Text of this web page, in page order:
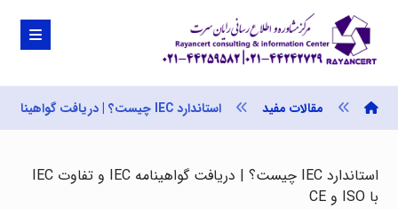
مقالات مفید استاندارد IEC چیست؟ | دریافت گواهینامه IEC و تفاوت IEC با ISO و CE
استاندارد IEC چیست؟ | دریافت گواهینامه IEC و تفاوت IEC
با ISO و CE